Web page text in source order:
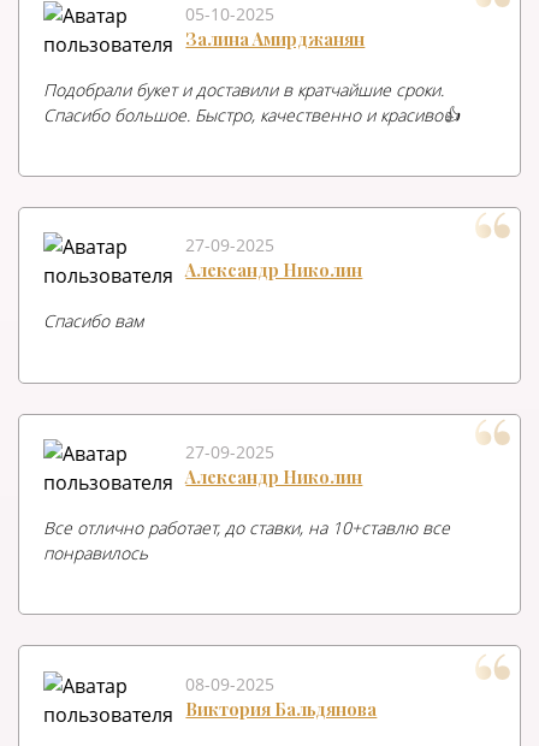
05-10-2025
Залина Амирджанян
Подобрали букет и доставили в кратчайшие сроки.
Спасибо большое. Быстро, качественно и красиво👍
27-09-2025
Александр Николин
Спасибо вам
27-09-2025
Александр Николин
Все отлично работает, до ставки, на 10+ставлю все
понравилось
08-09-2025
Виктория Бальдянова